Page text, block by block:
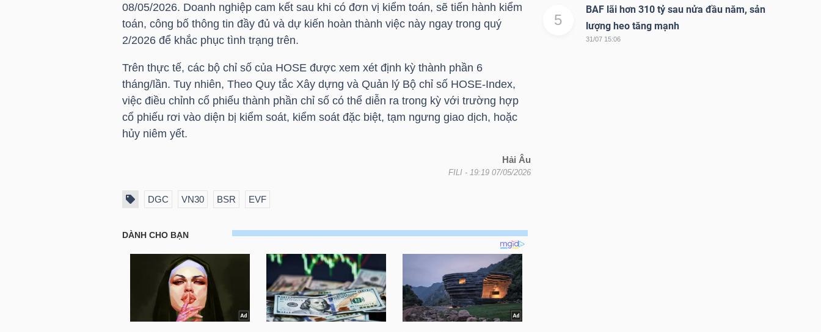
08/05/2026. Doanh nghiệp cam kết sau khi có đơn vị kiểm toán, sẽ tiến hành kiểm
toán, công bố thông tin đầy đủ và dự kiến hoàn thành việc này ngay trong quý
2/2026 để khắc phục tình trạng trên.
Trên thực tế, các bộ chỉ số của HOSEđược xem xét định kỳ thành phần 6
tháng/lần. Tuy nhiên, Theo Quy tắc Xây dựng và Quản lý Bộ chỉ số HOSE-Index,
việc điều chỉnh cổ phiếu thành phần chỉ số có thể diễn ra trong kỳ với trường hợp
cổ phiếu rơi vào diện bị kiểm soát, kiểm soát đặc biệt, tạm ngưng giao dịch, hoặc
hủy niêm yết.
Hải Âu
FILI - 19:19 07/05/2026
DGC VN30 BSR EVF
5
BAF lãi hơn 310 tỷ sau nửa đầu năm, sản
lượng heo tăng mạnh
31/07 15:06